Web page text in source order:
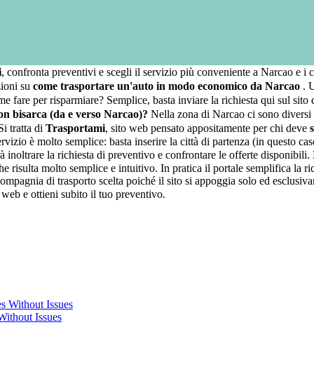
, confronta preventivi e scegli il servizio più conveniente a Narcao e
su come trasportare un'auto in modo economico da Narcao .
fare per risparmiare? Semplice, basta inviare la richiesta qui sul sito
bisarca (da e verso Narcao)? Nella zona di Narcao ci sono
tratta di Trasportami, sito web pensato appositamente per chi deve
è molto semplice: basta inserire la città di partenza (in questo
inoltrare la richiesta di preventivo e confrontare le offerte disponibili.
risulta molto semplice e intuitivo. In pratica il portale semplifica la
di trasporto scelta poiché il sito si appoggia solo ed
e ottieni subito il tuo preventivo.
Issues